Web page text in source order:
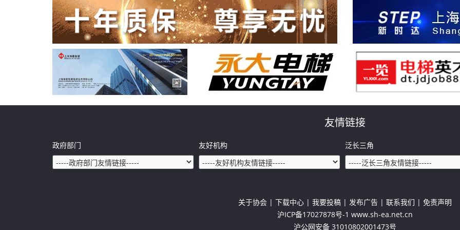
友情链接
政府部门 友好机构 泛长三角
关于协会 | 下载中心 | 我要投稿 | 发布广告 | 联系我们 | 免责声明
沪ICP备17027878号-1 www.sh-ea.net.cn
沪公网安备 31010802001473号